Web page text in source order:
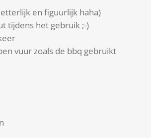
en figuurlijk haha)
tijdens het gebruik ;-)
vuur zoals de bbq gebruikt